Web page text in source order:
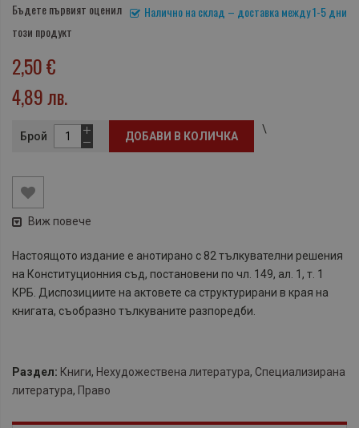
Налично на склад – доставка между 1-5 дни
Бъдете първият оценил
този продукт
2,50 €
4,89 лв.
Брой ДОБАВИ В КОЛИЧКА
\
Виж повече
Настоящото издание е анотирано с 82 тълкувателни решения
на Конституционния съд, постановени по чл. 149, ал. 1, т. 1
КРБ. Диспозициите на актовете са структурирани в края на
книгата, съобразно тълкуваните разпоредби.
Раздел: Книги, Нехудожествена литература, Специализирана
литература, Право